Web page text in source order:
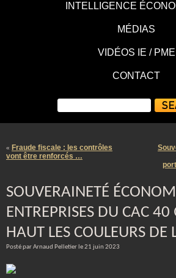
INTELLIGENCE
MÉDIAS
VIDÉOS IE / PME
CONTACT
« Fraude fiscale : les contrôles
vont être renforcés …
SOUVERAINETÉ
ENTREPRISES DU CAC
HAUT LES COULEURS DE
Posté par Arnaud Pelletier le 21 juin 2023